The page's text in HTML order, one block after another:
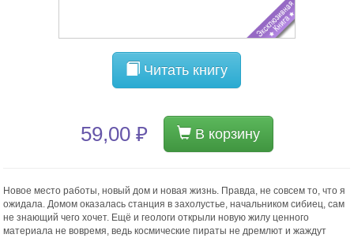
Читать книгу
59,00 ₽ В корзину
Новое место работы, новый дом и новая жизнь. Правда, не совсем то, что я
ожидала. Домом оказалась станция в захолустье, начальником сибиец, сам
не знающий чего хочет. Ещё и геологи открыли новую жилу ценного
материала не вовремя, ведь космические пираты не дремлют и жаждут